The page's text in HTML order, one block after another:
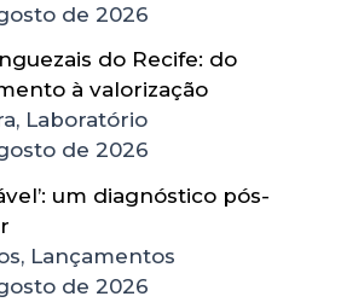
de 2026
do Recife: do
à valorização
Laboratório
de 2026
um diagnóstico pós-
Lançamentos
de 2026